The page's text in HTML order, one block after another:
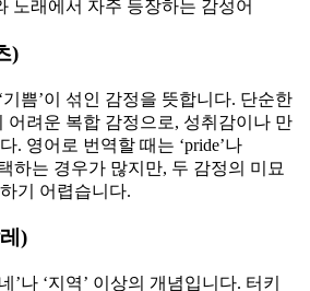
노래에서 자주 등장하는 감성어
)
‘기쁨’이 섞인 감정을 뜻합니다. 단순한
어려운 복합 감정으로, 성취감이나 만
. 영어로 번역할 때는 ‘pride’나
택하는 경우가 많지만, 두 감정의 미묘
기 어렵습니다.
)
’나 ‘지역’ 이상의 개념입니다. 터키